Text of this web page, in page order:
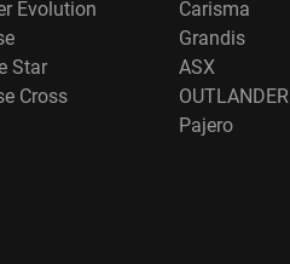
Evolution
Carisma
Grandis
Star
ASX
Cross
OUTLANDER
Pajero